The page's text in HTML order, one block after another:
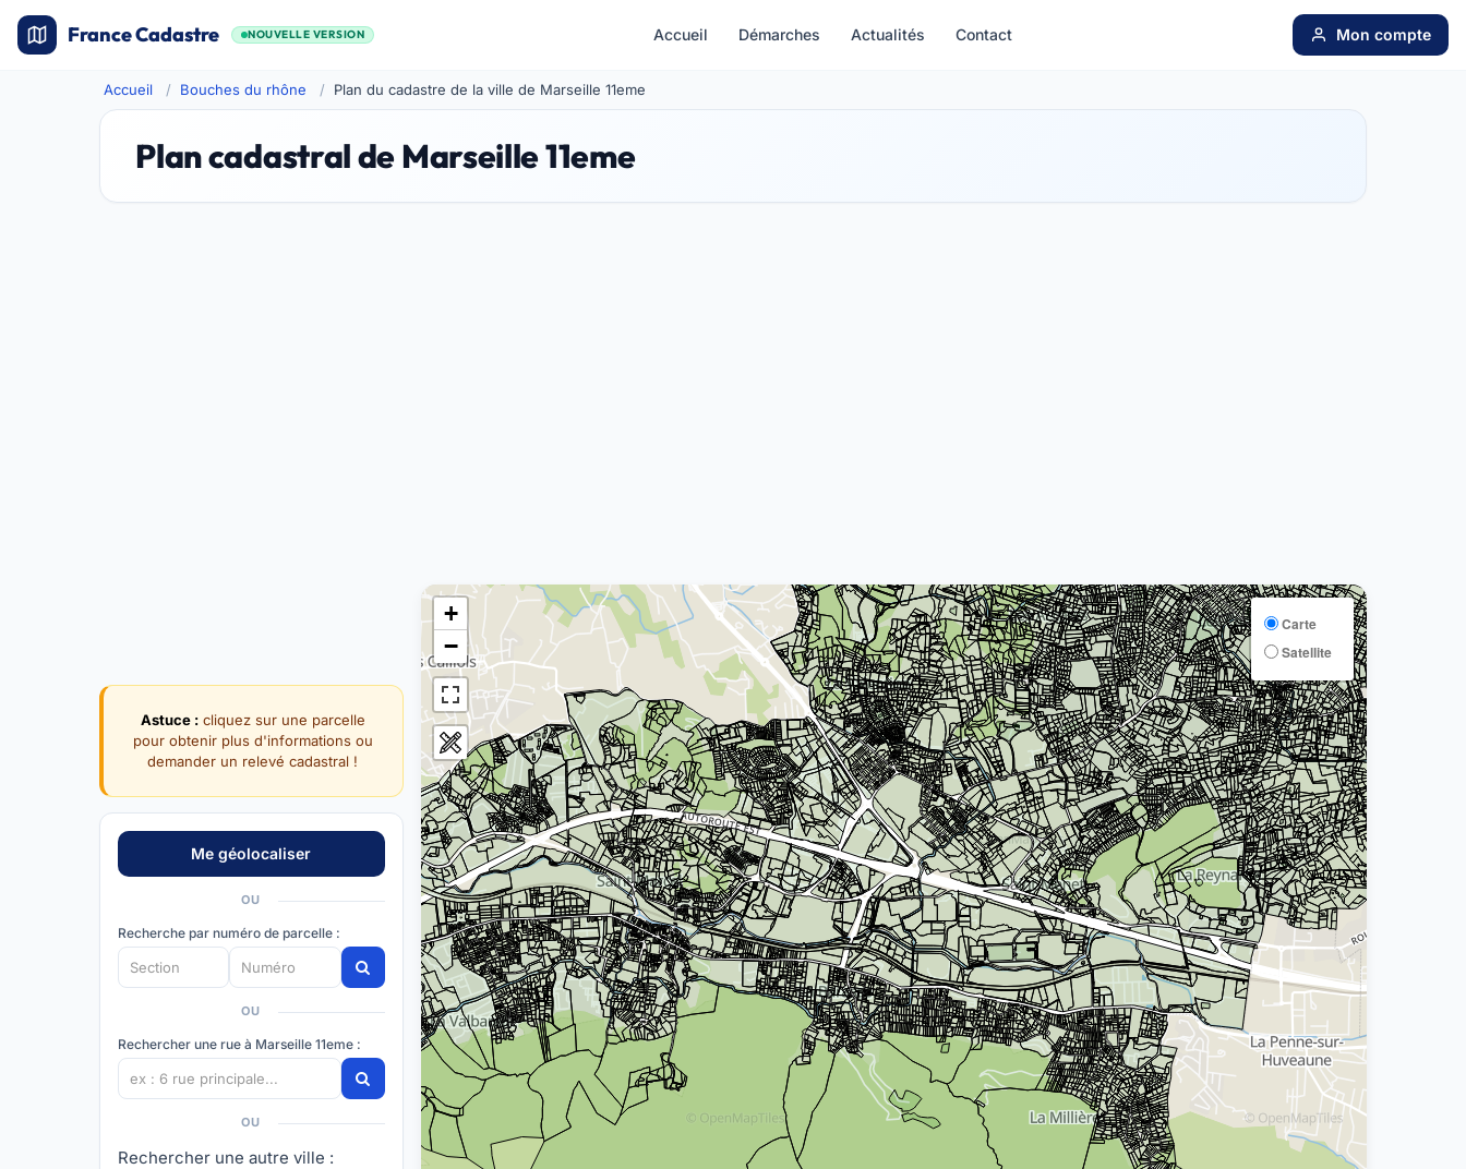
France Cadastre NOUVELLE VERSION Accueil Démarches Actualités Contact Mon compte
Accueil Bouches du rhône Plan du cadastre de la ville de Marseille 11eme
Plan cadastral de Marseille 11eme
Astuce :cliquez sur une parcelle
pour obtenir plus d'informations ou
demander un relevé cadastral !
OU
Recherche par numéro de parcelle :
OU
Rechercher une rue à Marseille 11eme :
OU
Rechercher une autre ville :
+
−
Carte
Satellite